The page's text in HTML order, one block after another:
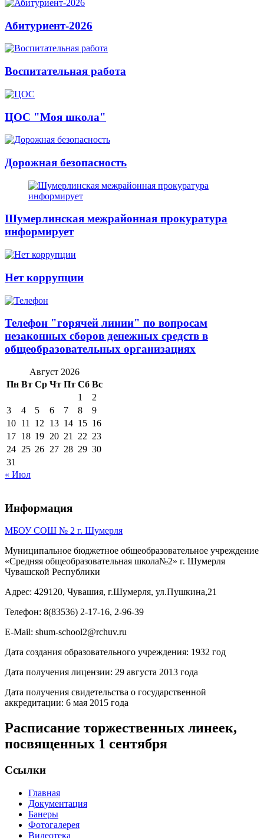
Абитуриент-2026
Воспитательная работа
ЦОС "Моя школа"
Дорожная безопасность
Шумерлинская межрайонная прокуратура
информирует
Нет коррупции
Телефон "горячей линии" по вопросам
незаконных сборов денежных средств в
общеобразовательных организациях
Август 2026
Пн Вт Ср Чт Пт Сб Вс
1
2
3
4 5 6 7 8
9
10 11 12 13 14 15 16
17 18 19 20 21 22 23
24 25 26 27 28 29 30
31
« Июл
Информация
МБОУ СОШ № 2 г. Шумерля
Муниципальное бюджетное общеобразовательное учреждение
«Средняя общеобразовательная школа№2» г. Шумерля
Чувашской Республики
Адрес: 429120, Чувашия, г.Шумерля, ул.Пушкина,21
Телефон: 8(83536) 2-17-16, 2-96-39
E-Mail: shum-school2@rchuv.ru
Дата создания образовательного учреждения: 1932 год
Дата получения лицензии: 29 августа 2013 года
Дата получения свидетельства о государственной
аккредитации: 6 мая 2015 года
Расписание торжественных линеек,
посвященных 1 сентября
Ссылки
Главная
Документация
Банеры
Фотогалерея
Видеотека